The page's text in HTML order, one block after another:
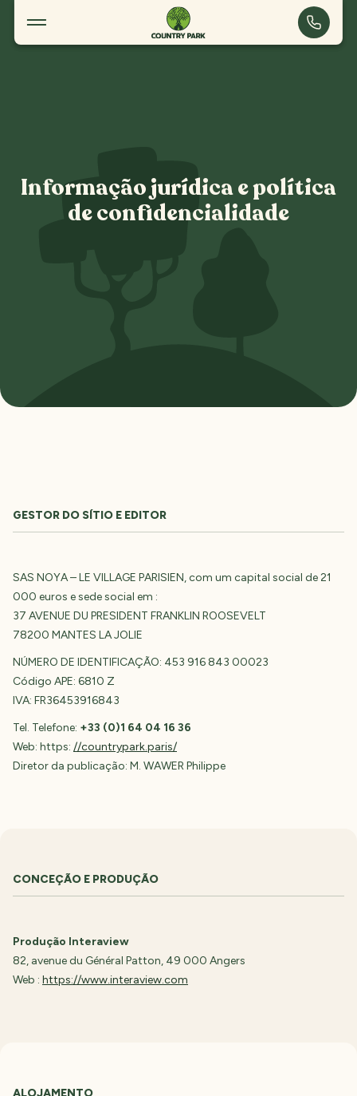
Informação jurídicae política
de confidencialidade
GESTOR DO SÍTIO E EDITOR
SAS NOYA – LE VILLAGE PARISIEN, com um capital social de 21
000 euros e sede social em :
37 AVENUE DU PRESIDENT FRANKLIN ROOSEVELT
78200 MANTES LA JOLIE
NÚMERO DE IDENTIFICAÇÃO: 453 916 843 00023
Código APE: 6810 Z
IVA: FR36453916843
Tel. Telefone: +33 (0)1 64 04 16 36
Web: https: //countrypark.paris/
Diretor da publicação: M. WAWER Philippe
CONCEÇÃO E PRODUÇÃO
Produção Interaview
82, avenue du Général Patton, 49 000 Angers
Web : https://www.interaview.com
ALOJAMENTO